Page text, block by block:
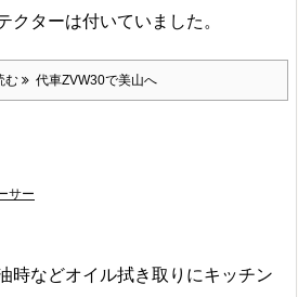
クターは付いていました。
む 代車ZVW30で美山へ
サー
時などオイル拭き取りにキッチン